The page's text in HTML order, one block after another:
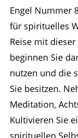
Engel Nummer
für spirituelles
Reise mit
beginnen Sie
nutzen und die
Sie besitzen.
Meditation,
Kultivieren Sie
spirituellen